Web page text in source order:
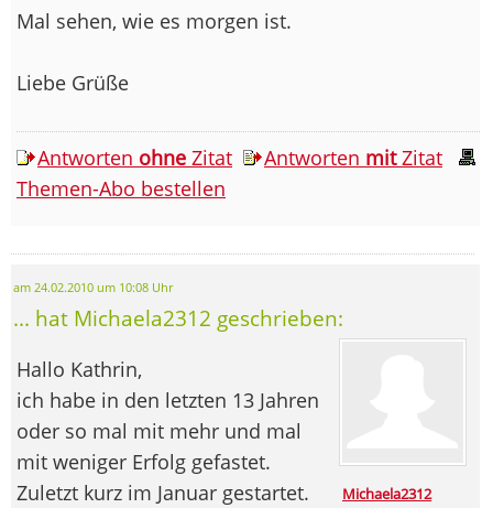
Mal sehen, wie es morgen ist.
Liebe Grüße
Antworten ohne Zitat Antworten mitZitat
Themen-Abo bestellen
am 24.02.2010 um 10:08 Uhr
... hat Michaela2312 geschrieben:
Michaela2312
Hallo Kathrin,
ich habe in den letzten 13 Jahren
oder so mal mit mehr und mal
mit weniger Erfolg gefastet.
Zuletzt kurz im Januar gestartet.